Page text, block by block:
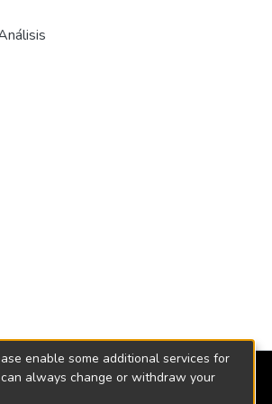
enable some additional services for
can always change or withdraw your